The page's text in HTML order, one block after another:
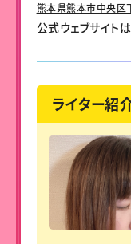
熊本県熊本市中央区
公式ウェブサイトは
ライター紹